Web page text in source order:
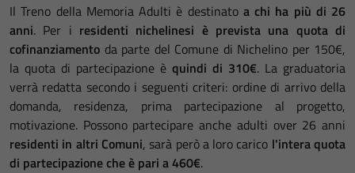
Il Treno della Memoria Adulti è destinato a chi ha più di 26
anni. Per i residenti nichelinesi è prevista una quota di
cofinanziamento da parte del Comune di Nichelino per 150€,
la quota di partecipazione è quindi di 310€. La graduatoria
verrà redatta secondo i seguenti criteri: ordine di arrivo della
domanda, residenza, prima partecipazione al progetto,
motivazione. Possono partecipare anche adulti over 26 anni
residenti in altri Comuni, sarà però a loro carico l'intera quota
di partecipazione che è pari a 460€.